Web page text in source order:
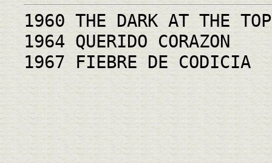
1960 THE DARK AT THE
1964 QUERIDO CORAZON
1967 FIEBRE DE CODICIA